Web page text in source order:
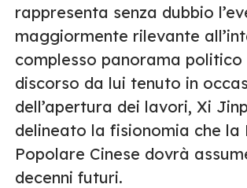
rappresenta senza dubbio
maggiormente rilevante
complesso panorama politico
discorso da lui tenuto in
dell’apertura dei lavori, Xi
delineato la fisionomia che la
Popolare Cinese dovrà
decenni futuri.